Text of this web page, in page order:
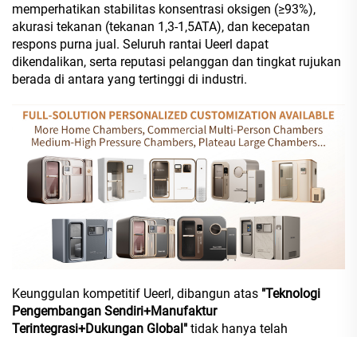
memperhatikan stabilitas konsentrasi oksigen (≥93%),
akurasi tekanan (tekanan 1,3-1,5ATA), dan kecepatan
respons purna jual. Seluruh rantai Ueerl dapat
dikendalikan, serta reputasi pelanggan dan tingkat rujukan
berada di antara yang tertinggi di industri.
Keunggulan kompetitif Ueerl, dibangun atas "Teknologi
Pengembangan Sendiri+Manufaktur
Terintegrasi+Dukungan Global" tidak hanya telah